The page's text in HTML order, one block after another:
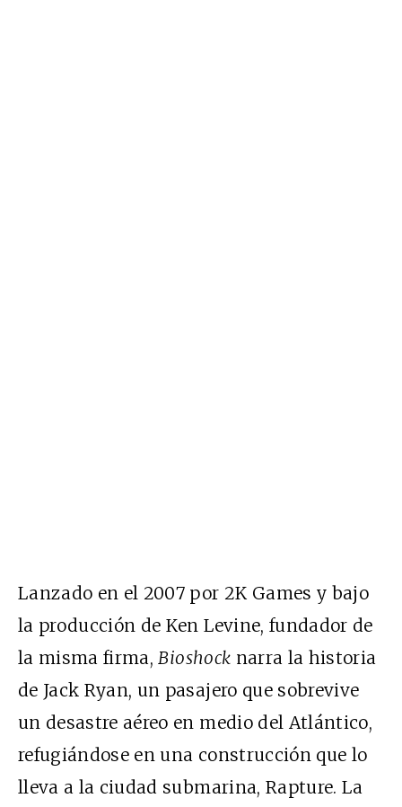
Lanzado en el 2007 por 2K Games y bajo
la producción de Ken Levine, fundador de
la misma firma,Bioshock narra la historia
de Jack Ryan, un pasajero que sobrevive
un desastre aéreo en medio del Atlántico,
refugiándose en una construcción que lo
lleva a la ciudad submarina, Rapture. La